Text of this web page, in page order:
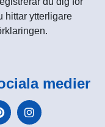
hittar ytterligare
medier